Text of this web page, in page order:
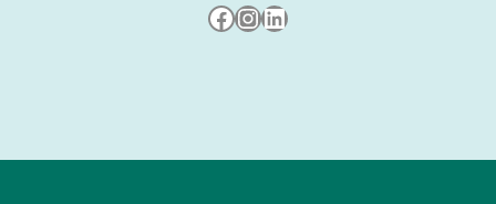
Besuche uns auf Facebook
Besuche uns auf Instagram
LinkedIn